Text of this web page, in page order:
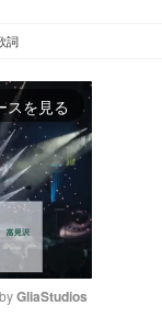
詞
スを見る
GliaStudios